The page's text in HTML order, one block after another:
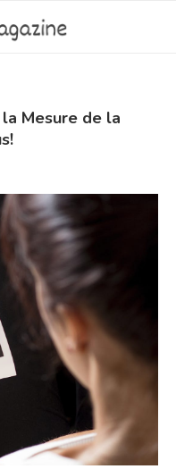
Mesure de la